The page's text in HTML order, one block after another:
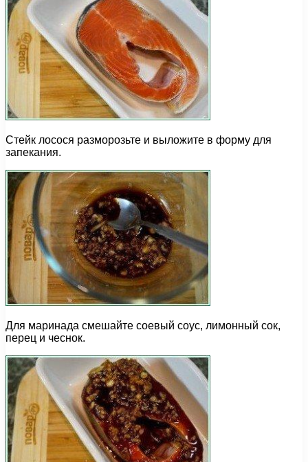
Стейк лосося разморозьте и выложите в форму для
запекания.
Для маринада смешайте соевый соус, лимонный сок,
перец и чеснок.